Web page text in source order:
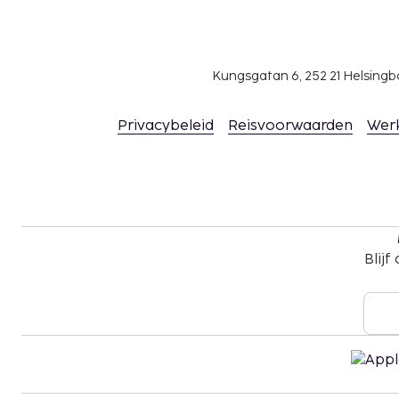
Kungsgatan 6, 252 21
Privacybeleid Reisvoorwaarden
Blijf